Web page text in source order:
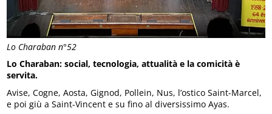
Lo Charaban n°52
Lo Charaban: social, tecnologia, attualità e la comicità è
servita.
Avise, Cogne, Aosta, Gignod, Pollein, Nus, l’ostico Saint-Marcel,
e poi giù a Saint-Vincent e su fino al diversissimo Ayas.